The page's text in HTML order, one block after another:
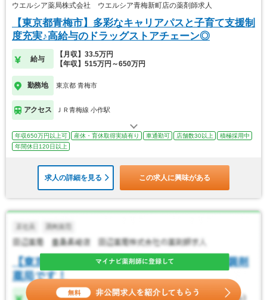
ウエルシア薬局株式会社 ウエルシア青梅新町店の薬剤師求人
【東京都青梅市】多彩なキャリアパスと子育て支援制
度充実♪高給与のドラッグストアチェーン◎
給与
【月収】33.5万円
【年収】515万円～650万円
勤務地 東京都 青梅市
アクセス ＪＲ青梅線 小作駅
年収650万円以上可 産休・育休取得実績有り 車通勤可 店舗数30以上
積極採用中
年間休日120日以上
求人の詳細を見る この求人に興味がある